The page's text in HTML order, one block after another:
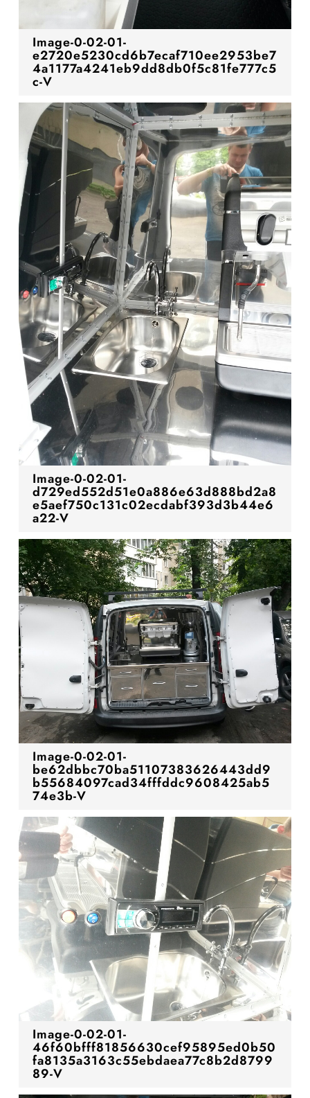
Image-0-02-01-
e2720e5230cd6b7ecaf710ee2953be7
4a1177a4241eb9dd8db0f5c81fe777c5
c-V
Image-0-02-01-
d729ed552d51e0a886e63d888bd2a8
e5aef750c131c02ecdabf393d3b44e6
a22-V
Image-0-02-01-
be62dbbc70ba51107383626443dd9
b55684097cad34fffddc9608425ab5
74e3b-V
Image-0-02-01-
46f60bfff81856630cef95895ed0b50
fa8135a3163c55ebdaea77c8b2d8799
89-V